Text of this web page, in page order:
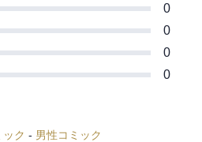
0
0
0
0
ック - 男性コミック